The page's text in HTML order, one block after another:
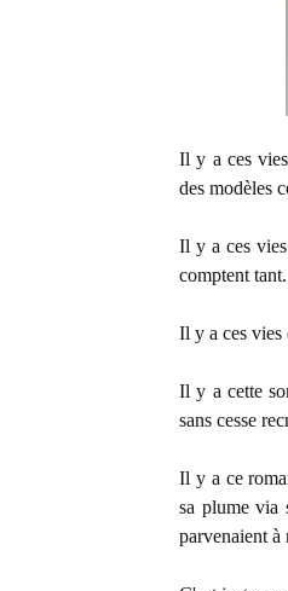
Il y a ces
des modèles
Il y a ces
comptent tant.
Il y a ces vies
Il y a cette
sans cesse
Il y a ce
sa plume via
parvenaient à